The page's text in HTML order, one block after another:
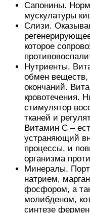
Сапонины.
мускулатуры
Слизи.
которое
Нутриенты.
обмен веществ,
окончаний.
кровотечения.
стимулятор
тканей и
Витамин С –
устраняющий
процессы, и
организма
Минералы.
натрием,
фосфором, а
молибденом,
синтезе